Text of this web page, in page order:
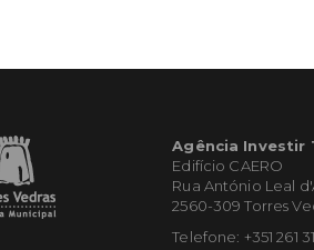
Agência Investir
Edifício CAERO
Rua António Leal
2560-309 Torres
Telefone: +351 261